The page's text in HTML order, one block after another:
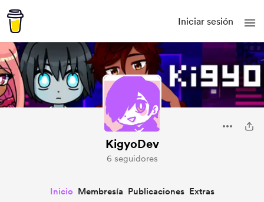
Iniciar sesión
KigyoDev
6 seguidores
Inicio Membresía Publicaciones Extras